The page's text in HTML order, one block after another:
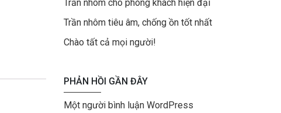
Trần nhôm cho phòng khách hiện đại
Trần nhôm tiêu âm, chống ồn tốt nhất
Chào tất cả mọi người!
PHẢN HỒI GẦN ĐÂY
Một người bình luận WordPress